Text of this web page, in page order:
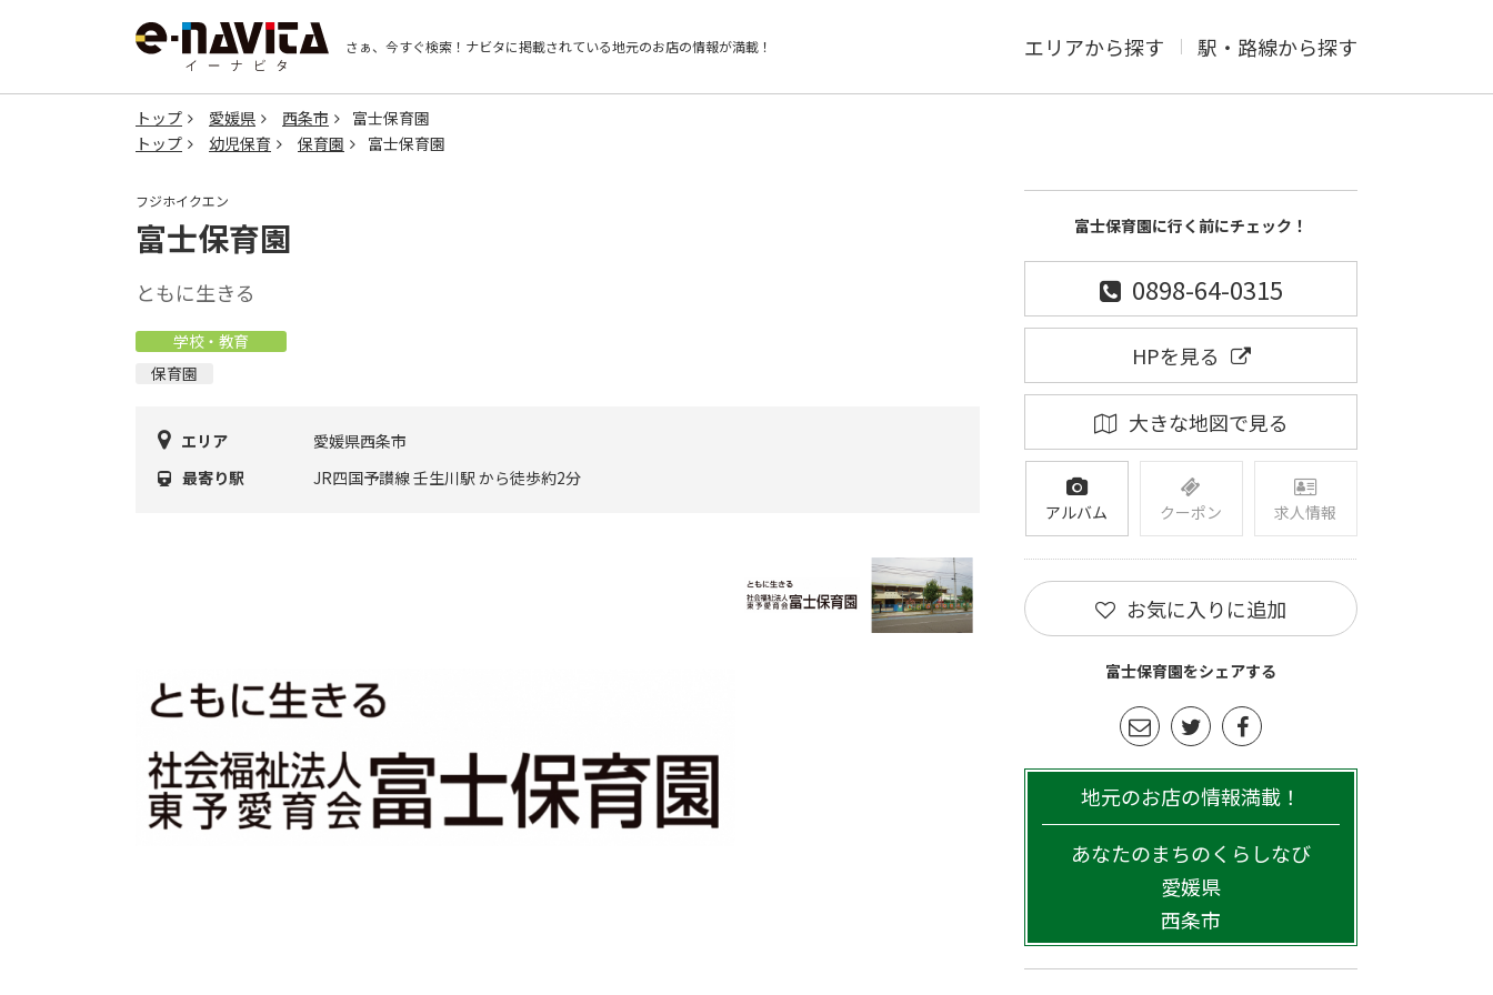
さぁ、今すぐ検索！ ナビタに掲載されている地元のお店の情報が満載！ エリアから探す 駅・路線から探す
トップ 愛媛県 西条市
富士保育園
トップ
幼児保育 保育園 富士保育園
フジホイクエン
富士保育園
ともに生きる
学校・教育
保育園
エリア
愛媛県西条市
最寄り駅
JR四国予讃線 壬生川駅 から徒歩約2分
富士保育園に行く前にチェック！
0898-64-0315
HPを見る
大きな地図で見る
アルバム クーポン 求人情報
お気に入りに追加
富士保育園をシェアする
地元のお店の情報満載！
あなたのまちのくらしなび
愛媛県
西条市